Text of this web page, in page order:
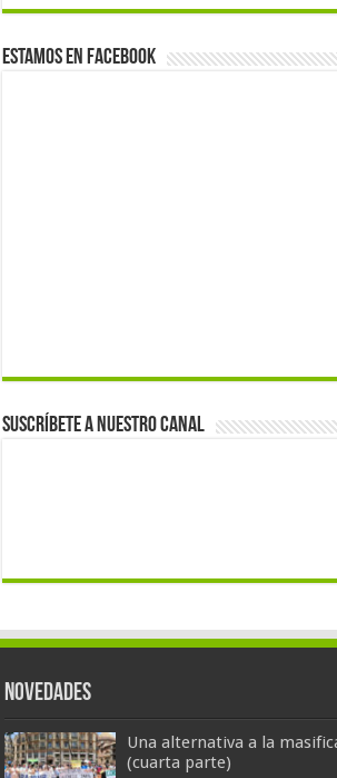
Estamos en Facebook
Suscríbete a nuestro canal
Novedades
Una alternativa a la
(cuarta parte)